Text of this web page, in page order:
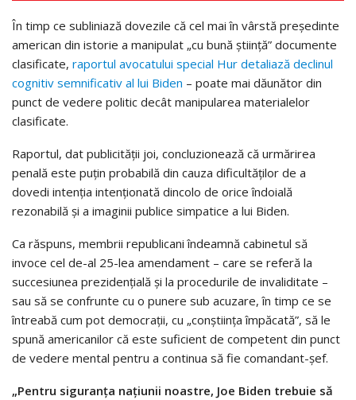
În timp ce subliniază dovezile că cel mai în vârstă președinte
american din istorie a manipulat „cu bună știință” documente
clasificate, raportul avocatului special Hur detaliază declinul
cognitiv semnificativ al lui Biden – poate mai dăunător din
punct de vedere politic decât manipularea materialelor
clasificate.
Raportul, dat publicității joi, concluzionează că urmărirea
penală este puțin probabilă din cauza dificultăților de a
dovedi intenția intenționată dincolo de orice îndoială
rezonabilă și a imaginii publice simpatice a lui Biden.
Ca răspuns, membrii republicani îndeamnă cabinetul să
invoce cel de-al 25-lea amendament – care se referă la
succesiunea prezidențială și la procedurile de invaliditate –
sau să se confrunte cu o punere sub acuzare, în timp ce se
întreabă cum pot democrații, cu „conștiința împăcată”, să le
spună americanilor că este suficient de competent din punct
de vedere mental pentru a continua să fie comandant-șef.
„Pentru siguranța națiunii noastre, Joe Biden trebuie să